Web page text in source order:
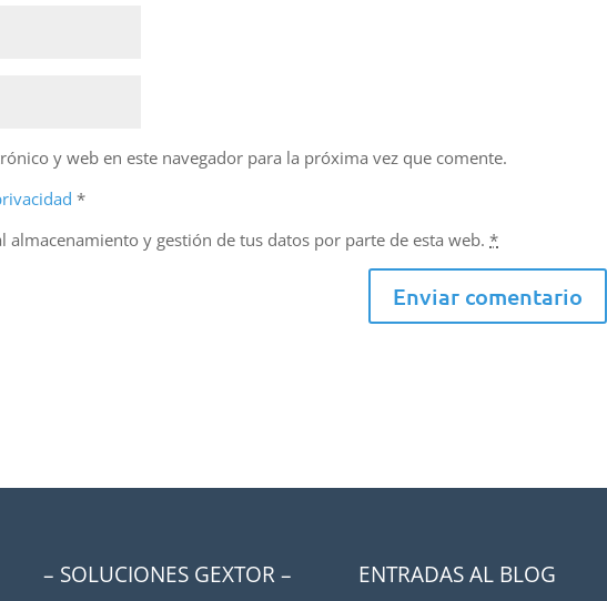
y web en este navegador para la próxima vez que comente.
*
almacenamiento y gestión de tus datos por parte de esta web.*
– SOLUCIONES GEXTOR – ENTRADAS AL BLOG